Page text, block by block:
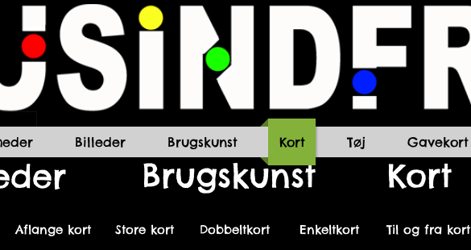
Brugskunst Kort
Aflange kort Store kort Dobbeltkort Enkeltkort Til og fra kort
Billeder Brugskunst Kort Tøj Gavekort